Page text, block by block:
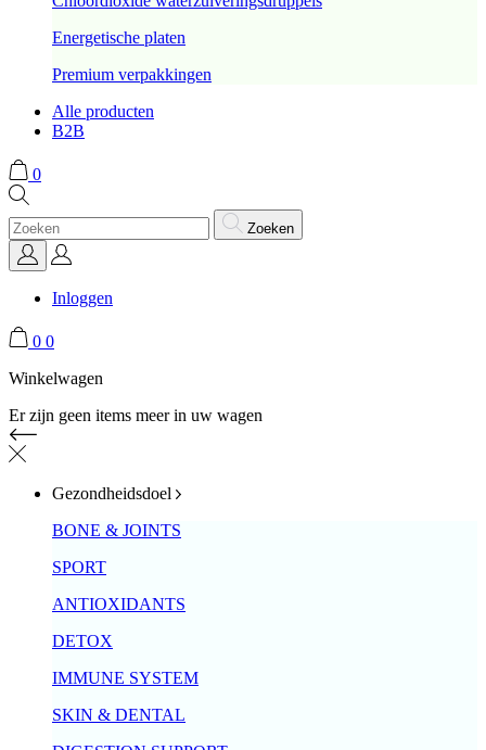
Energetische platen
Premium verpakkingen
Alle producten
B2B
0
Zoeken
Inloggen
0 0
Winkelwagen
Er zijn geen items meer in uw wagen
Gezondheidsdoel
BONE & JOINTS
SPORT
ANTIOXIDANTS
DETOX
IMMUNE SYSTEM
SKIN & DENTAL